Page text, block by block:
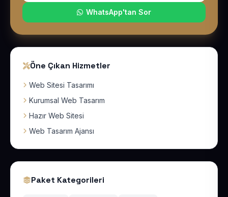
WhatsApp'tan Sor
Öne Çıkan Hizmetler
Web Sitesi Tasarımı
Kurumsal Web Tasarım
Hazır Web Sitesi
Web Tasarım Ajansı
Paket Kategorileri